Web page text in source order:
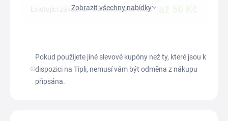
Existující zákazník - complete free trial
Zobrazit všechny nabídky
Pokud použijete jiné slevové kupóny než ty, které jsou k
dispozici na Tipli, nemusí vám být odměna z nákupu
připsána.